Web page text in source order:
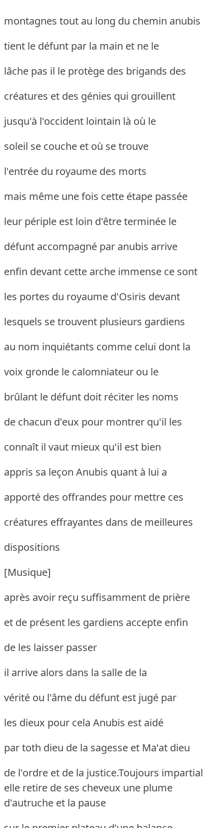
montagnes tout au long du chemin anubis
tient le défunt par la main et ne le
lâche pas il le protège des brigands des
créatures et des génies qui grouillent
jusqu'à l'occident lointain là où le
soleil se couche et où se trouve
l'entrée du royaume des morts
mais même une fois cette étape passée
leur périple est loin d'être terminée le
défunt accompagné par anubis arrive
enfin devant cette arche immense ce sont
les portes du royaume d'Osiris devant
lesquels se trouvent plusieurs gardiens
au nom inquiétants comme celui dont la
voix gronde le calomniateur ou le
brûlant le défunt doit réciter les noms
de chacun d'eux pour montrer qu'il les
connaît il vaut mieux qu'il est bien
appris sa leçon Anubis quant à lui a
apporté des offrandes pour mettre ces
créatures effrayantes dans de meilleures
dispositions
[Musique]
après avoir reçu suffisamment de prière
et de présent les gardiens accepte enfin
de les laisser passer
il arrive alors dans la salle de la
vérité ou l'âme du défunt est jugé par
les dieux pour cela Anubis est aidé
par toth dieu de la sagesse et Ma'at dieu
de l'ordre et de la justice.Toujours impartial
elle retire de ses cheveux une plume
d'autruche et la pause